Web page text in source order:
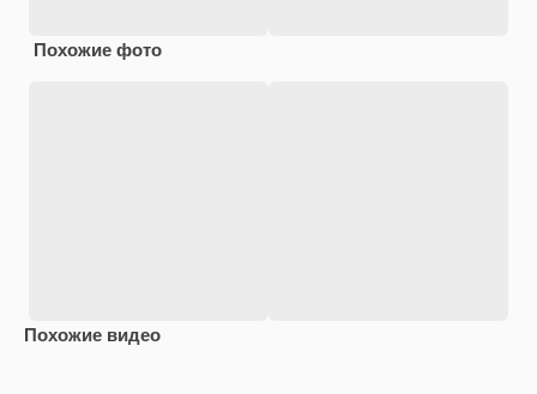
Похожие фото
Похожие видео